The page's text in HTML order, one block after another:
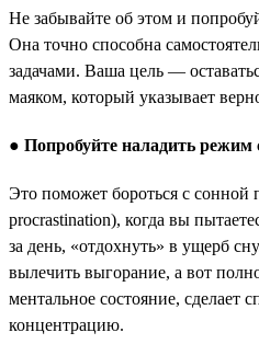
Не забывайте об этом и
Она точно способна
задачами. Ваша цель —
маяком, который указывает
● Попробуйте наладить режим
Это поможет бороться с сонной
procrastination), когда вы
за день, «отдохнуть» в ущерб
вылечить выгорание, а вот
ментальное состояние, сделает
концентрацию.